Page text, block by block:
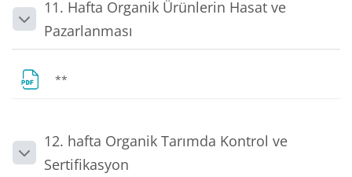
Daralt
11. Hafta Organik Ürünlerin Hasat ve
Pazarlanması
**
Daralt
12. hafta Organik Tarımda Kontrol ve
Sertifikasyon